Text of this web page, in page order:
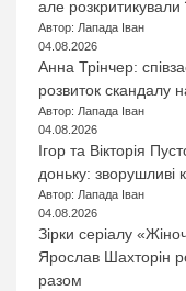
але розкритикували
Автор: Лапада Іван
04.08.2026
Анна Трінчер:
розвиток скандалу
Автор: Лапада Іван
04.08.2026
Ігор та Вікторія
доньку: зворушливі
Автор: Лапада Іван
04.08.2026
Зірки серіалу
Ярослав Шахторін
разом